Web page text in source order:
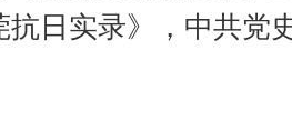
抗日实录》，中共党